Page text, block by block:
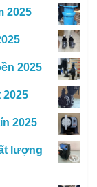
2025
2025
2025
lượng